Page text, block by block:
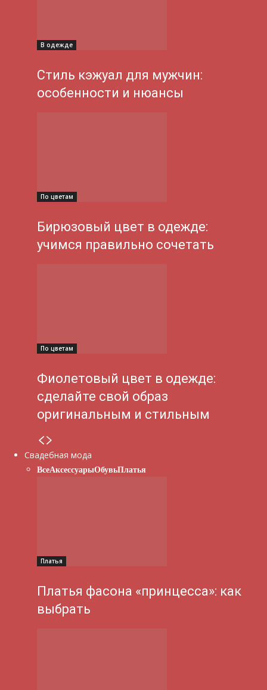
В одежде
Стиль кэжуал для мужчин:
особенности и нюансы
По цветам
Бирюзовый цвет в одежде:
учимся правильно сочетать
По цветам
Фиолетовый цвет в одежде:
сделайте свой образ
оригинальным и стильным
Свадебная мода
ВсеАксессуарыОбувьПлатья
Платья
Платья фасона «принцесса»: как
выбрать